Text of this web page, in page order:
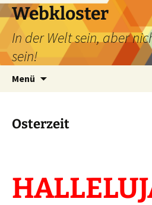
Webkloster
In der Welt sein, aber
sein!
Menü
Osterzeit